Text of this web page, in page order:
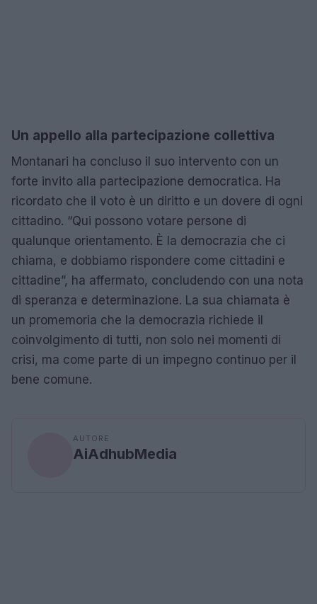
Un appello alla partecipazione collettiva
Montanari ha concluso il suo intervento con un
forte invito alla partecipazione democratica. Ha
ricordato che il voto è un diritto e un dovere di ogni
cittadino. “Qui possono votare persone di
qualunque orientamento. È la democrazia che ci
chiama, e dobbiamo rispondere come cittadini e
cittadine”, ha affermato, concludendo con una nota
di speranza e determinazione. La sua chiamata è
un promemoria che la democrazia richiede il
coinvolgimento di tutti, non solo nei momenti di
crisi, ma come parte di un impegno continuo per il
bene comune.
AUTORE
AiAdhubMedia